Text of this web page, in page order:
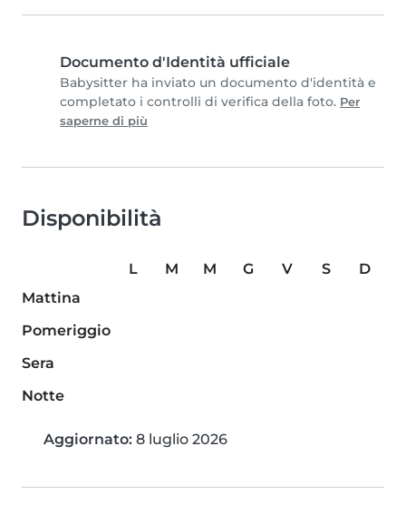
Documento d'Identità ufficiale
Babysitter ha inviato un documento d'identità e
completato i controlli di verifica della foto. Per
saperne di più
Disponibilità
L M M G V S
D
Mattina
Pomeriggio
Sera
Notte
Aggiornato: 8 luglio 2026